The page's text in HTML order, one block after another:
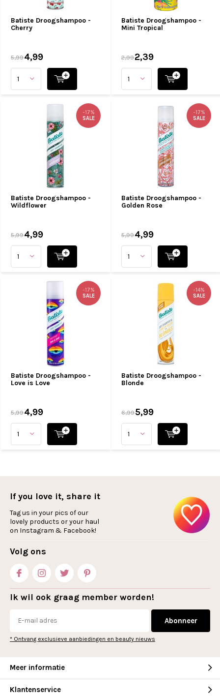
Batiste Droogshampoo -
Cherry
5,994,99
Batiste Droogshampoo -
Mini Tropical
2,992,39
Batiste Droogshampoo -
Wildflower
-17%
SALE
5,994,99
Batiste Droogshampoo -
Golden Rose
-17%
SALE
5,994,99
Batiste Droogshampoo -
Love is Love
-17%
SALE
5,994,99
Batiste Droogshampoo -
Blonde
-14%
SALE
6,995,99
If you love it, share it
Tag us in your pics of our
lovely products or your haul
on Instagram & Facebook!
Volg ons
Ik wil ook graag member worden!
Abonneer
* Ontvang exclusieve aanbiedingen en beauty nieuws
Meer informatie
Klantenservice